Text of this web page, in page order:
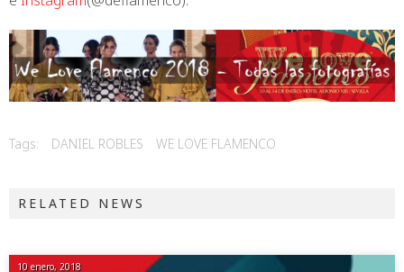
Tags: DANIEL ROBLES WE LOVE FLAMENCO
RELATED NEWS
10 enero, 2018